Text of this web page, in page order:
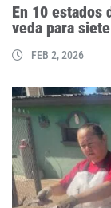
En 10 estados
veda para
FEB 2, 2026